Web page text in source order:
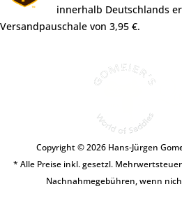
innerhalb Deutschlands
Versandpauschale von 3,95 €.
Copyright © 2026 Hans-Jürgen
* Alle Preise inkl. gesetzl.
Nachnahmegebühren, wenn